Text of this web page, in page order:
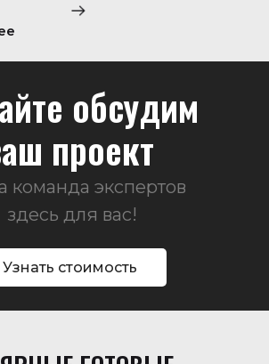
обсудим
проект
команда экспертов
здесь для вас!
Узнать стоимость